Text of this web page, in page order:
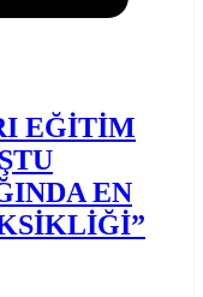
EĞİTİM
EN